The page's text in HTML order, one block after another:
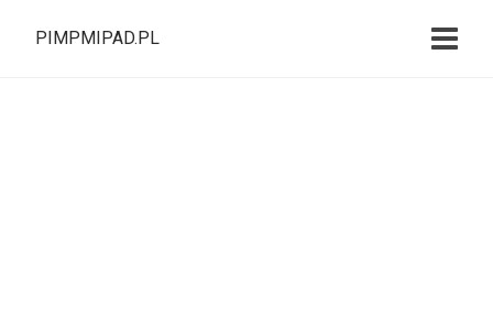
PIMPMIPAD.PL